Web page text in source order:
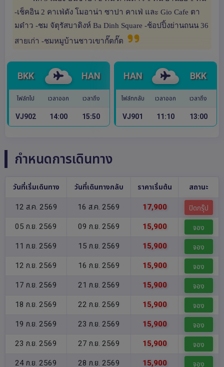
-เช็คอิน 2 คาเฟ่ดัง โมอาน่า ซาปา คาเฟ่ และ Gio Cafe ตา
มด๋าว -ชม จัตุรัสบาดิงห์ Ba Dinh Square -ช้อปปิ้งย่านถนน 36
สายเก่า -ชมหมูบ้านชาวเขากั๊ตกั๊ต
BKK HAN
ไฟล์ทไป เวลาออก เวลาถึง
VJ902 14:00 15:50
HAN BKK
ไฟล์ทกลับ เวลาออก เวลาถึง
VJ901 11:10 13:00
กำหนดการเดินทาง
วันที่เริ่มเดินทาง วันที่เดินทางกลับ ราคาเริ่มต้น สถานะ
12 ส.ค. 2569 16 ส.ค. 2569 17,900 ปิดกรุ๊ป
05 ก.ย. 2569 09 ก.ย. 2569 15,900 จอง
11 ก.ย. 2569 15 ก.ย. 2569 15,900 จอง
12 ก.ย. 2569 16 ก.ย. 2569 15,900 จอง
17 ก.ย. 2569 21 ก.ย. 2569 15,900 จอง
18 ก.ย. 2569 22 ก.ย. 2569 15,900 จอง
19 ก.ย. 2569 23 ก.ย. 2569 15,900 จอง
23 ก.ย. 2569 27 ก.ย. 2569 15,900 จอง
24 ก.ย. 2569 28 ก.ย. 2569 15,900 จอง